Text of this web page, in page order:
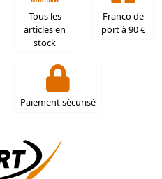
Tous les
articles en
stock
Franco de
port à 90 €
Paiement sécurisé